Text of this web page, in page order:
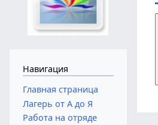
Навигация
Главная страница
Лагерь от А до Я
Работа на отряде